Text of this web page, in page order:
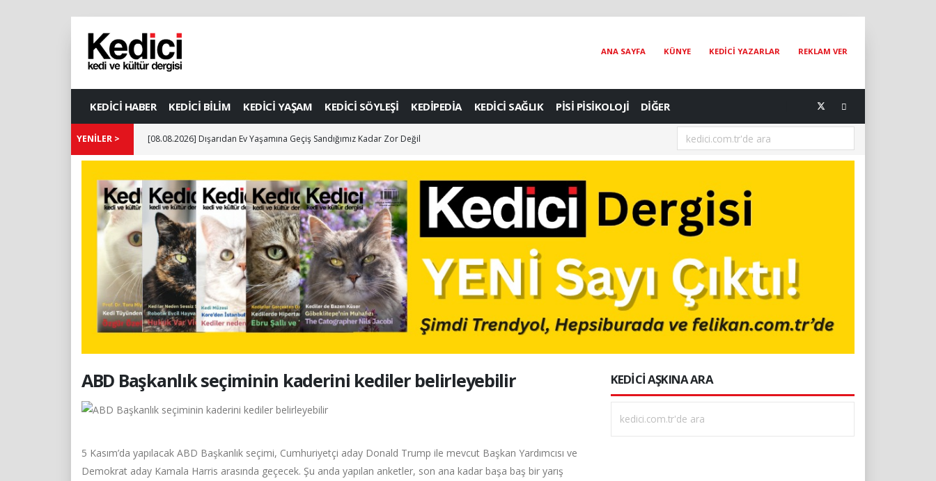
ANA SAYFA KÜNYE KEDİCİ YAZARLAR REKLAM VER
KEDİCİ HABER KEDİCİ BİLİM KEDİCİ YAŞAM KEDİCİ SÖYLEŞİ KEDİPEDİA KEDİCİ SAĞLIK PİSİ PİSİKOLOJİ DİĞER
YENİLER > [08.08.2026] Dışarıdan Ev Yaşamına Geçiş Sandığımız Kadar Zor Değil [07.08.2026] Ankara Kedileri Dünyanın Yeni Dijital Elçileri
ABD Başkanlık seçiminin kaderini kediler belirleyebilir
5 Kasım’da yapılacak ABD Başkanlık seçimi, Cumhuriyetçi aday Donald Trump ile mevcut Başkan Yardımcısı ve
Demokrat aday Kamala Harris arasında geçecek. Şu anda yapılan anketler, son ana kadar başa baş bir yarış
KEDİCİ AŞKINA ARA